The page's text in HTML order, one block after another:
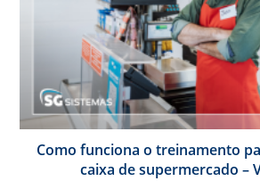
Como funciona o treinamento
caixa de supermercado –